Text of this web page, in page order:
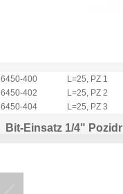
6450-400 L=25, PZ 1
6450-402
L=25, PZ 2
6450-404
L=25, PZ 3
Bit-Einsatz 1/4"